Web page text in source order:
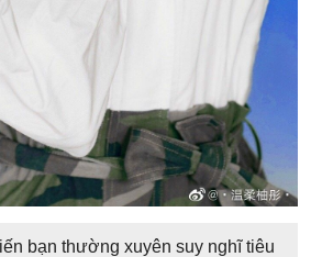
bạn thường xuyên suy nghĩ tiêu